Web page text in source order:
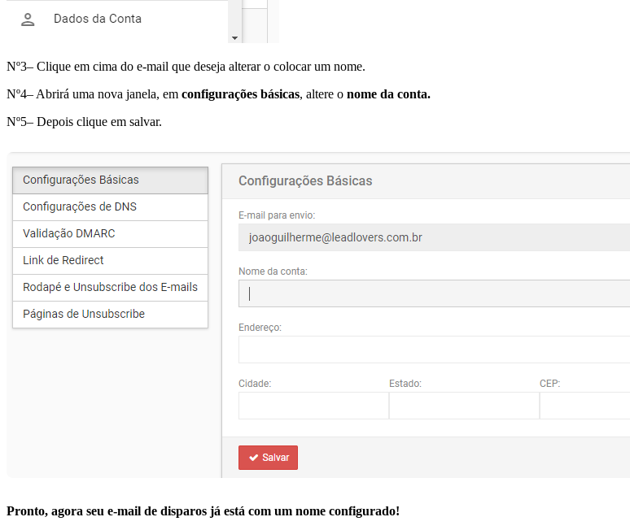
Nº3– Clique em cima do e-mail que deseja alterar o colocar um nome.
Nº4– Abrirá uma nova janela, em configurações básicas, altere o nome da conta.
Nº5– Depois clique em salvar.
Pronto, agora seu e-mail de disparos já está com um nome configurado!